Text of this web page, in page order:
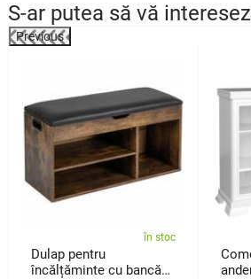
S-ar putea să vă
Previous
în stoc
Dulap pentru
încălțăminte cu bancă